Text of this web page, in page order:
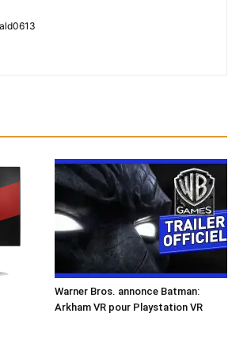
Warner Bros. annonce Batman:
Arkham VR pour Playstation VR